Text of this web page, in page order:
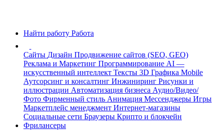
Найти работу Работа
Сайты Дизайн Продвижение сайтов (SEO, GEO)
Реклама и Маркетинг Программирование AI —
искусственный интеллект Тексты 3D Графика Mobile
Аутсорсинг и консалтинг Инжиниринг Рисунки и
иллюстрации Автоматизация бизнеса Аудио/Видео/
Фото Фирменный стиль Анимация Мессенджеры Игры
Маркетплейс менеджмент Интернет-магазины
Социальные сети Браузеры Крипто и блокчейн
Фрилансеры